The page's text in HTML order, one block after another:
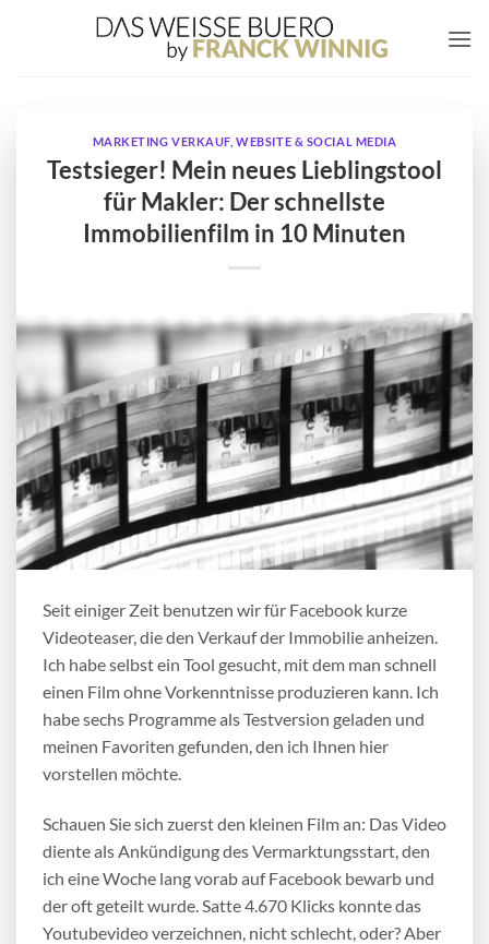
MARKETING VERKAUF ,WEBSITE & SOCIAL MEDIA
Testsieger! Mein neues Lieblingstool
für Makler: Der schnellste
Immobilienfilm in 10 Minuten
Seit einiger Zeit benutzen wir für Facebook kurze
Videoteaser, die den Verkauf der Immobilie anheizen.
Ich habe selbst ein Tool gesucht, mit dem man schnell
einen Film ohne Vorkenntnisse produzieren kann. Ich
habe sechs Programme als Testversion geladen und
meinen Favoriten gefunden, den ich Ihnen hier
vorstellen möchte.
Schauen Sie sich zuerst den kleinen Film an: Das Video
diente als Ankündigung des Vermarktungsstart, den
ich eine Woche lang vorab auf Facebook bewarb und
der oft geteilt wurde. Satte 4.670 Klicks konnte das
Youtubevideo verzeichnen, nicht schlecht, oder? Aber